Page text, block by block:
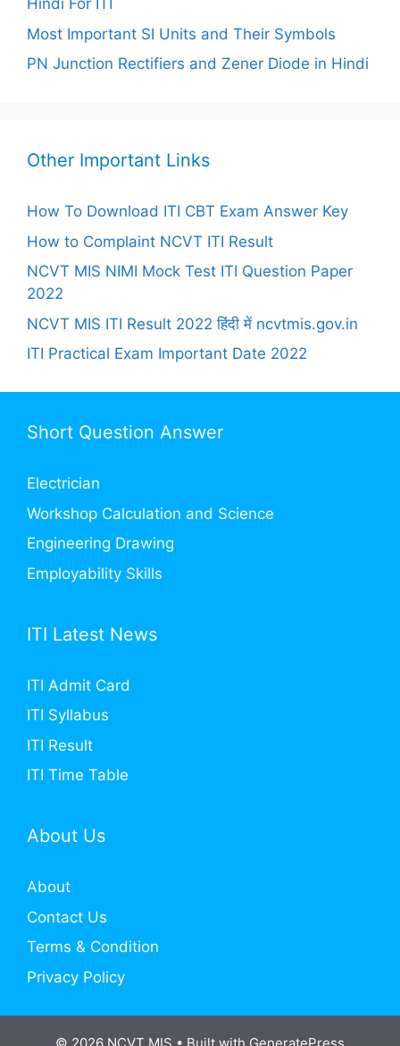
Hindi For ITI
Most Important SI Units and Their Symbols
PN Junction Rectifiers and Zener Diode in Hindi
Other Important Links
How To Download ITI CBT Exam Answer Key
How to Complaint NCVT ITI Result
NCVT MIS NIMI Mock Test ITI Question Paper
2022
NCVT MIS ITI Result 2022 हिंदी में ncvtmis.gov.in
ITI Practical Exam Important Date 2022
Short Question Answer
Electrician
Workshop Calculation and Science
Engineering Drawing
Employability Skills
ITI Latest News
ITI Admit Card
ITI Syllabus
ITI Result
ITI Time Table
About Us
About
Contact Us
Terms & Condition
Privacy Policy